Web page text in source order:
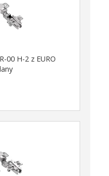
00 H-2 z EURO